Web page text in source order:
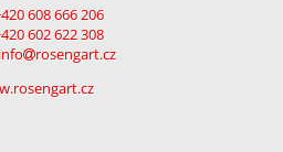
608 666 206
420 602 622 308
info
rosengart.cz